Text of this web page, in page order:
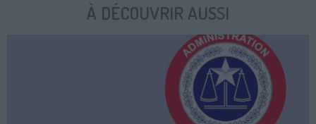
À DÉCOUVRIR AUSSI